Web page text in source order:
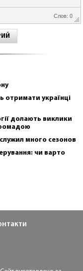
Слов: 0
отримати українці
долають виклики
много сезонов
чи варто